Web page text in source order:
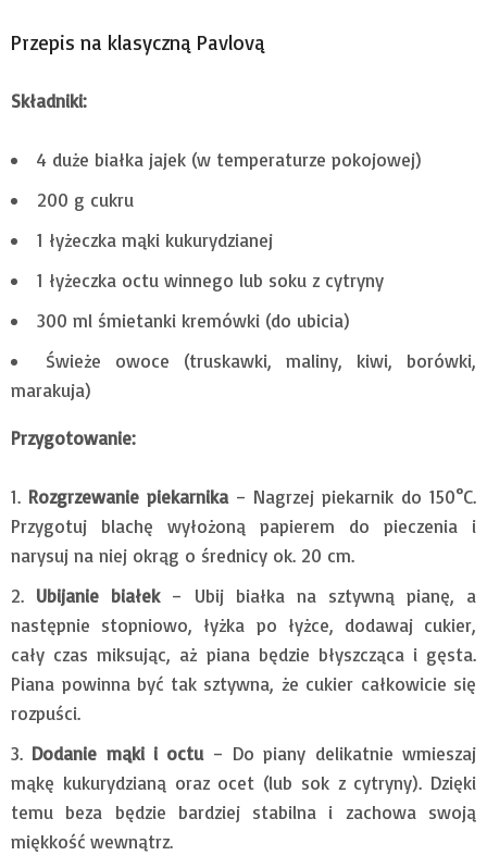
Przepis na klasyczną Pavlovą
Składniki:
4 duże białka jajek (w temperaturze pokojowej)
200 g cukru
1 łyżeczka mąki kukurydzianej
1 łyżeczka octu winnego lub soku z cytryny
300 ml śmietanki kremówki (do ubicia)
Świeże owoce (truskawki, maliny, kiwi, borówki,
marakuja)
Przygotowanie:
Rozgrzewanie piekarnika– Nagrzej piekarnik do 150°C.
Przygotuj blachę wyłożoną papierem do pieczenia i
narysuj na niej okrąg o średnicy ok. 20 cm.
Ubijanie białek– Ubij białka na sztywną pianę, a
następnie stopniowo, łyżka po łyżce, dodawaj cukier,
cały czas miksując, aż piana będzie błyszcząca i gęsta.
Piana powinna być tak sztywna, że cukier całkowicie się
rozpuści.
Dodanie mąki i octu – Do piany delikatnie wmieszaj
mąkę kukurydzianą oraz ocet (lub sok z cytryny). Dzięki
temu beza będzie bardziej stabilna i zachowa swoją
miękkość wewnątrz.